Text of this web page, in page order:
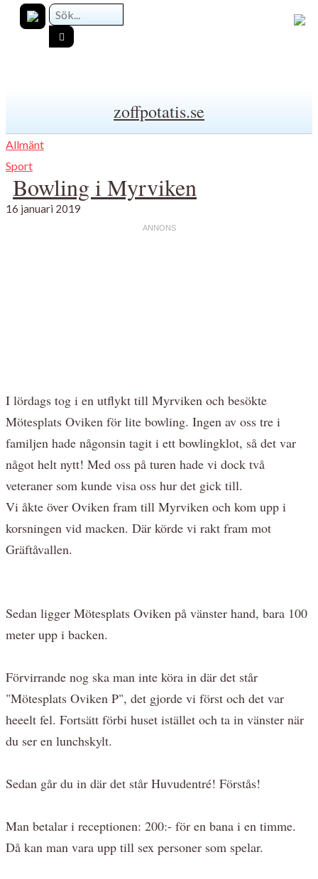
zoffpotatis.se
Allmänt
Sport
Bowling i Myrviken
16 januari 2019
I lördags tog i en utflykt till Myrviken och besökte
Mötesplats Oviken för lite bowling. Ingen av oss tre i
familjen hade någonsin tagit i ett bowlingklot, så det var
något helt nytt! Med oss på turen hade vi dock två
veteraner som kunde visa oss hur det gick till.
Vi åkte över Oviken fram till Myrviken och kom upp i
korsningen vid macken. Där körde vi rakt fram mot
Gräftåvallen.
Sedan ligger Mötesplats Oviken på vänster hand, bara 100
meter upp i backen.
Förvirrande nog ska man inte köra in där det står
"Mötesplats Oviken P", det gjorde vi först och det var
heeelt fel. Fortsätt förbi huset istället och ta in vänster när
du ser en lunchskylt.
Sedan går du in där det står Huvudentré! Förstås!
Man betalar i receptionen: 200:- för en bana i en timme.
Då kan man vara upp till sex personer som spelar.